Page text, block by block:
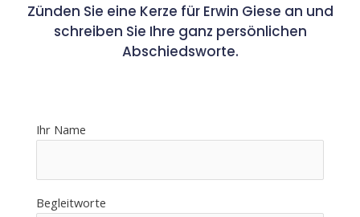
Zünden Sie eine Kerze für Erwin Giese an und
schreiben Sie Ihre ganz persönlichen
Abschiedsworte.
Ihr Name
Begleitworte